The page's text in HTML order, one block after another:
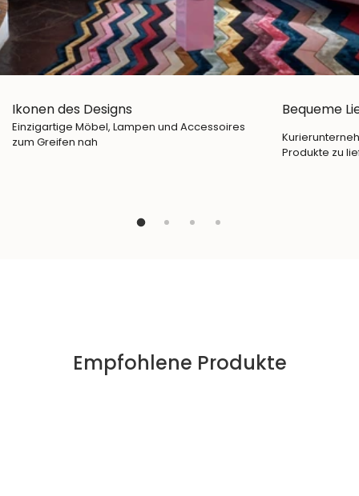
Ikonen des Designs
Einzigartige Möbel, Lampen und Accessoires
zum Greifen nah
Bequeme
Produkte zu
Empfohlene Produkte